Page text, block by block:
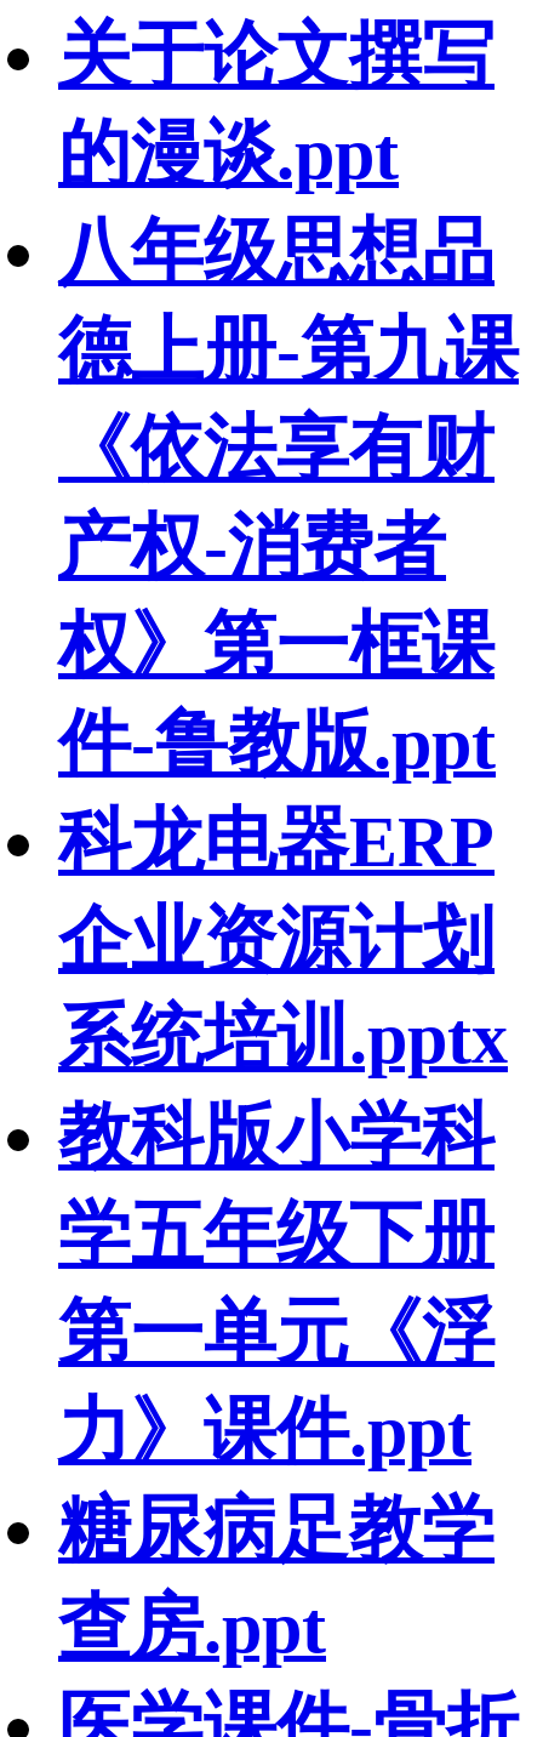
关于论文撰写
的漫谈.ppt
八年级思想品
德上册-第九课
《依法享有财
产权-消费者
权》第一框课
件-鲁教版.ppt
科龙电器ERP
企业资源计划
系统培训.pptx
教科版小学科
学五年级下册
第一单元《浮
力》课件.ppt
糖尿病足教学
查房.ppt